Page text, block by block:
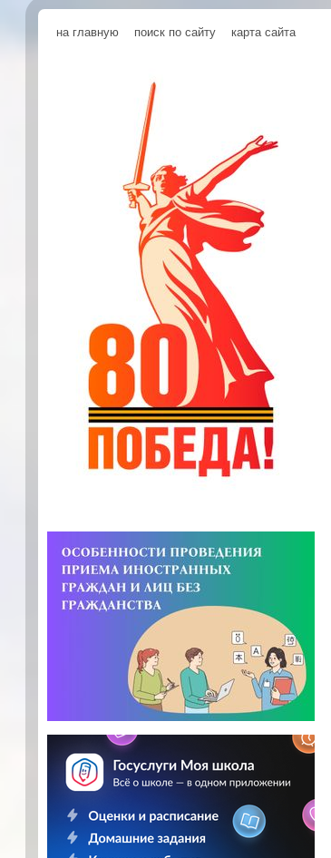
на главную поиск по сайту карта сайта